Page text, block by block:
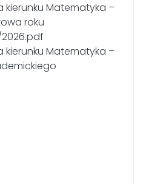
kierunku Matematyka –
roku
kierunku Matematyka –